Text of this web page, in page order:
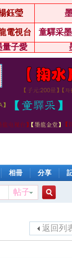
鈺瑩
電視台 童驛采
量子愛
相冊 分享
帖子
返回列